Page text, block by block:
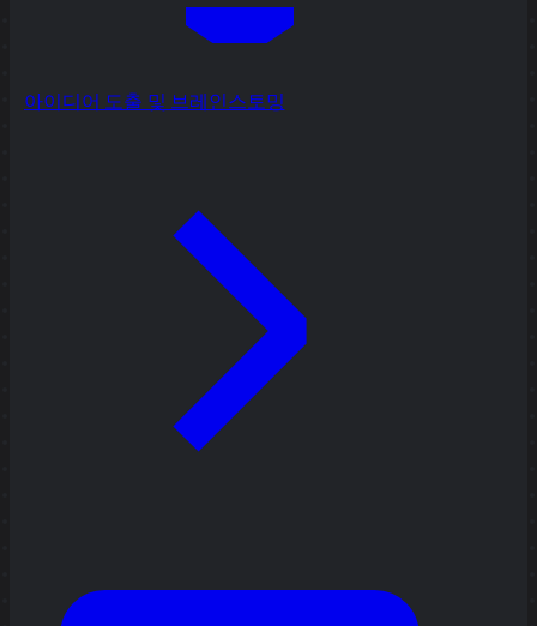
아이디어 도출 및 브레인스토밍